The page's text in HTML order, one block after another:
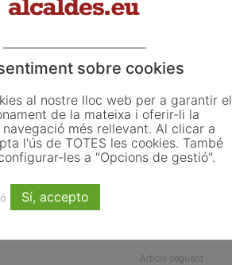
ocupació petició
platges
WhatsApp
Article següent
sobre cookies
al nostre lloc web per a garantir el
de la mateixa i oferir-li la
més rellevant. Al clicar a
l'ús de TOTES les cookies. També
les a "Opcions de gestió".
Sí, accepto